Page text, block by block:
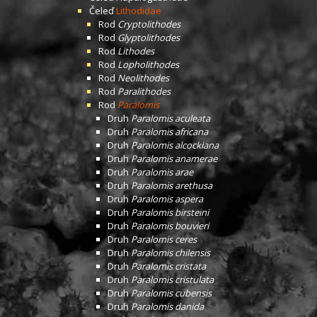
ČeleďLithodidae
Rod Cryptolithodes
Rod Glyptolithodes
RodLithodes
Rod Lopholithodes
Rod Neolithodes
Rod Paralithodes
Rod Paralomis
Druh Paralomis aculeata
Druh Paralomis africana
DruhParalomis alcockiana
DruhParalomis anamerae
Druh Paralomis arae
DruhParalomis arethusa
DruhParalomis aspera
Druh Paralomis birsteini
DruhParalomis bouvieri
Druh Paralomis ceres
DruhParalomis chilensis
Druh Paralomis cristata
Druh Paralomis cristulata
DruhParalomis cubensis
DruhParalomis danida